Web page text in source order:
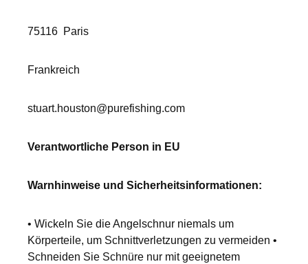
75116 Paris
Frankreich
stuart.houston@purefishing.com
Verantwortliche Person in EU
Warnhinweise und Sicherheitsinformationen:
• Wickeln Sie die Angelschnur niemals um
Körperteile, um Schnittverletzungen zu vermeiden •
Schneiden Sie Schnüre nur mit geeignetem